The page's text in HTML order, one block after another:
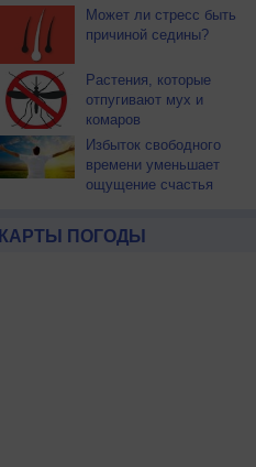
Может ли стресс быть
причиной седины?
Растения, которые
отпугивают мух и
комаров
Избыток свободного
времени уменьшает
ощущение счастья
КАРТЫ ПОГОДЫ